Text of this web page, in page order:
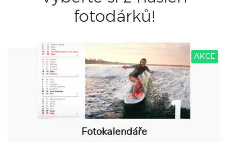
fotodárků!
AKCE
Fotokalendáře